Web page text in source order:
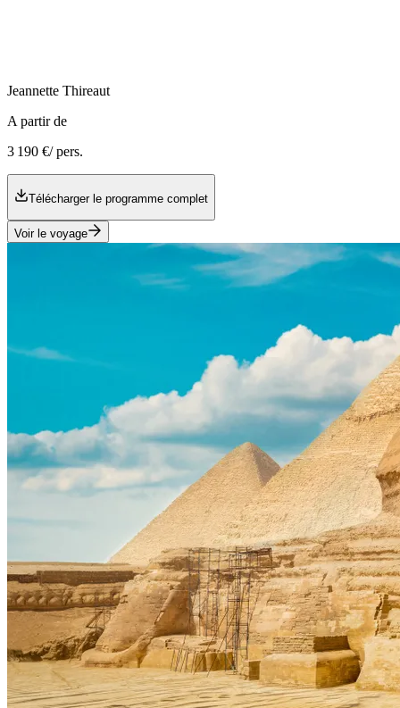
Jeannette Thireaut
A partir de
3 190 €/ pers.
Télécharger le programme complet
Voir le voyage